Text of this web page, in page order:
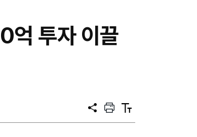
억 투자 이끌
공
프
트
텍
트